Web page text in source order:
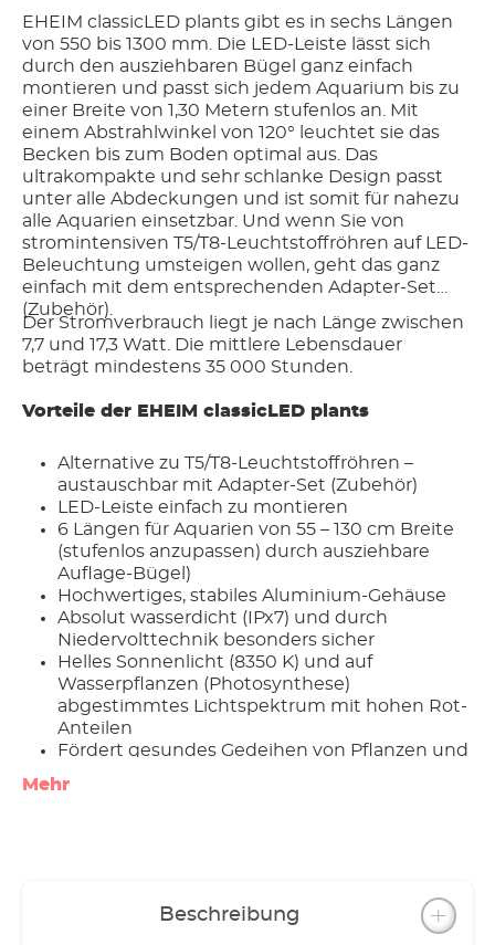
EHEIM classicLED plants gibt es in sechs Längen
von 550 bis 1300 mm. Die LED-Leiste lässt sich
durch den ausziehbaren Bügel ganz einfach
montieren und passt sich jedem Aquarium bis zu
einer Breite von 1,30 Metern stufenlos an. Mit
einem Abstrahlwinkel von 120° leuchtet sie das
Becken bis zum Boden optimal aus. Das
ultrakompakte und sehr schlanke Design passt
unter alle Abdeckungen und ist somit für nahezu
alle Aquarien einsetzbar. Und wenn Sie von
stromintensiven T5/T8-Leuchtstoffröhren auf LED-
Beleuchtung umsteigen wollen, geht das ganz
einfach mit dem entsprechenden Adapter-Set
(Zubehör).
Der Stromverbrauch liegt je nach Länge zwischen
7,7 und 17,3 Watt. Die mittlere Lebensdauer
beträgt mindestens 35 000 Stunden.
Vorteile der EHEIM classicLED plants
Alternative zu T5/T8-Leuchtstoffröhren –
austauschbar mit Adapter-Set (Zubehör)
LED-Leiste einfach zu montieren
6 Längen für Aquarien von 55 – 130 cm Breite
(stufenlos anzupassen) durch ausziehbare
Auflage-Bügel)
Hochwertiges, stabiles Aluminium-Gehäuse
Absolut wasserdicht (IPx7) und durch
Niedervolttechnik besonders sicher
Helles Sonnenlicht (8350 K) und auf
Wasserpflanzen (Photosynthese)
abgestimmtes Lichtspektrum mit hohen Rot-
Anteilen
Fördert gesundes Gedeihen von Pflanzen und
Naturgetreue, unverfälschte Farbwiedergabe
Hohe Energieeffizienz und Lichtausbeute (ca.
Mehr
Beschreibung